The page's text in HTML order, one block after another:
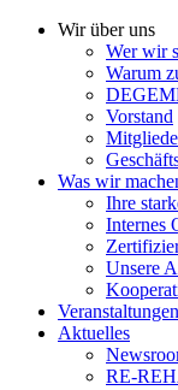
Wir über uns
Wer wir
Warum
Vorstand
Was wir
Ihre
Internes
Unsere
Veranstaltungen
Aktuelles
RE-